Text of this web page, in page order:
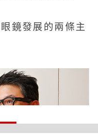
鏡發展的兩條主